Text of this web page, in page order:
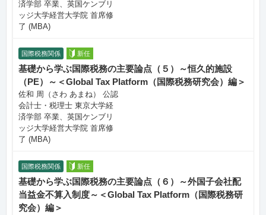
済学部 卒業、英国ケンブリ
ッジ大学経営大学院 首席修
了 (MBA)
国際税務関係 新任
基礎から学ぶ国際税務の主要論点（５）～恒久的施設
（PE）～＜Global Tax Platform（国際税務研究会）編＞
佐和 周（さわ あまね） 公認
会計士・税理士 東京大学経
済学部 卒業、英国ケンブリ
ッジ大学経営大学院 首席修
了 (MBA)
国際税務関係 新任
基礎から学ぶ国際税務の主要論点（６）～外国子会社配
当益金不算入制度～＜Global Tax Platform（国際税務研
究会）編＞